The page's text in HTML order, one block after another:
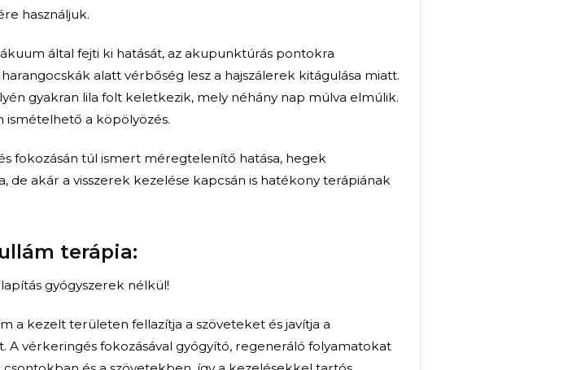
technikák után pedig kezdetét veheti a gyógytorna gyakorlatok segítségével
A gyógyulási folyamat során, valamint annak végeztével is időről időre egy-
egy manuális kezeléssel biztosíthatjuk a megfelelő szöveti állapotot,
rövidülését. Ez hozzájárul a sérülések megelőzéséhez, a hosszú távú
fájdalommentességhez és a minőségi gyógyuláshoz.
Tape- kineziológiai tapasz felhelyezés:
Ficamok, húzódások, különböző sportsérülések esetén, gerinc- és
végtagfájdalmak kapcsán, vagy akár műtét utáni rehabilitációban
fájdalomcsillapítás és mozgáskorrekció céljából alkalmazzuk.